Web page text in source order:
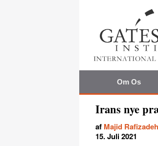
Om Os
Irans nye
af Majid Rafizadeh
15. Juli 2021